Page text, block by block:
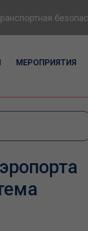
МЕРОПРИЯТИЯ